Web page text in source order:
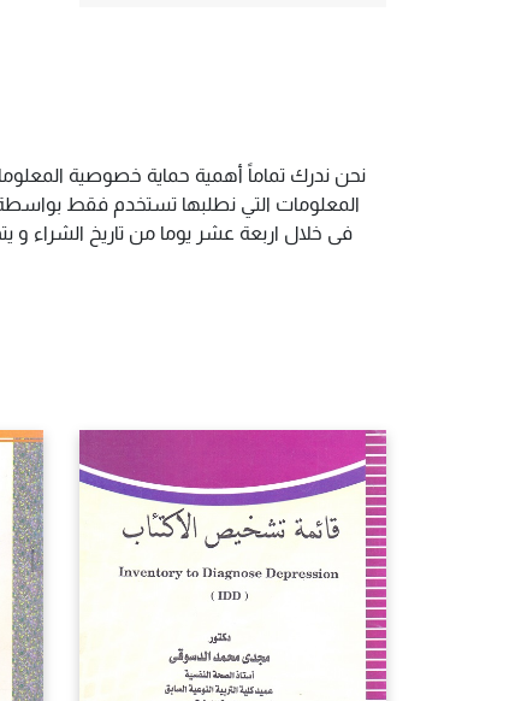
نحن ندرك تماماً أهمية حماية خصوصية
المعلومات التي نطلبها تستخدم فقط بواسطة
فى خلال اربعة عشر يوما من تاريخ الشراء